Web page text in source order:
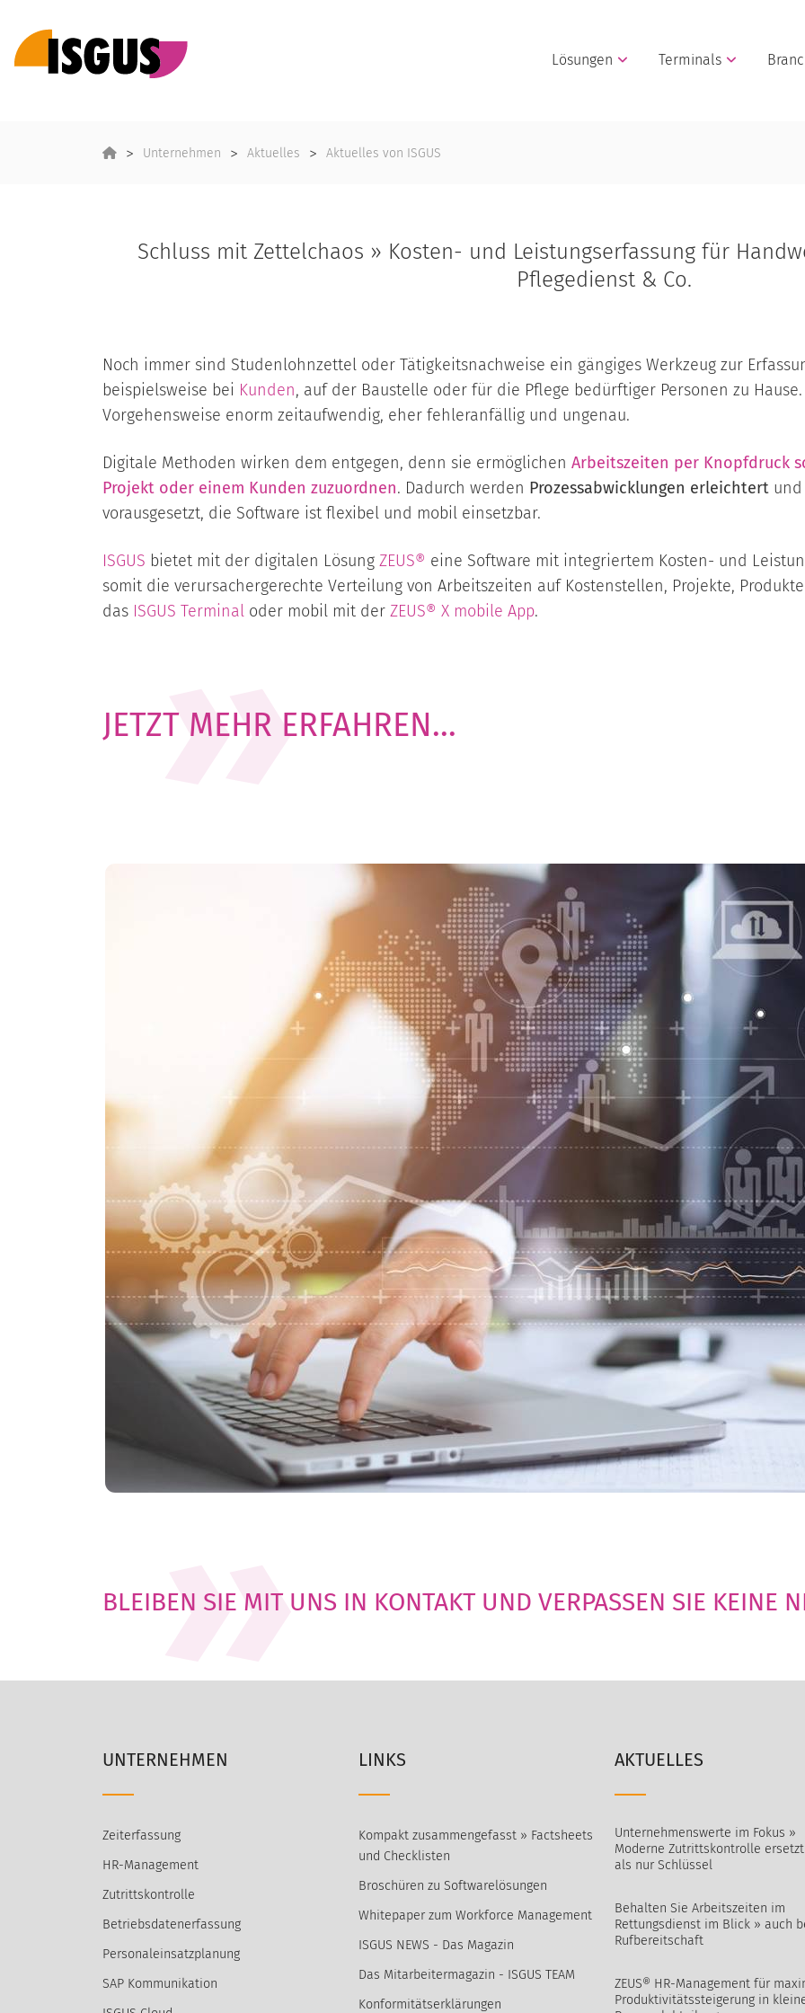
Lösungen Terminals
Unternehmen Aktuelles Aktuelles von ISGUS
Schluss mit Zettelchaos » Kosten- und Leistungserfassung für
Pflegedienst & Co.
Noch immer sind Studenlohnzettel oder Tätigkeitsnachweise ein gängiges Werkzeug zur
beispielsweise bei Kunden, auf der Baustelle oder für die Pflege bedürftiger Personen zu
Vorgehensweise enorm zeitaufwendig, eher fehleranfällig und ungenau.
Digitale Methoden wirken dem entgegen, denn sie ermöglichen Arbeitszeiten per Knopfdruck
Projekt oder einem Kunden zuzuordnen. Dadurch werden Prozessabwicklungen erleichtert
vorausgesetzt, die Software ist flexibel und mobil einsetzbar.
ISGUS bietet mit der digitalen Lösung ZEUS® eine Software mit integriertem Kosten- und
somit die verursachergerechte Verteilung von Arbeitszeiten auf Kostenstellen, Projekte,
das ISGUS Terminal oder mobil mit der ZEUS® X mobile App.
JETZT MEHR ERFAHREN...
BLEIBEN SIE MIT UNS IN KONTAKT UND VERPASSEN SIE KEINE
UNTERNEHMEN
Zeiterfassung
HR-Management
Zutrittskontrolle
Betriebsdatenerfassung
Personaleinsatzplanung
SAP Kommunikation
LINKS
Kompakt zusammengefasst » Factsheets
und Checklisten
Broschüren zu Softwarelösungen
Whitepaper zum Workforce Management
ISGUS NEWS - Das Magazin
Das Mitarbeitermagazin - ISGUS TEAM
Konformitätserklärungen
AKTUELLES
Unternehmenswerte im Fokus »
Moderne Zutrittskontrolle
als nur Schlüssel
Behalten Sie Arbeitszeiten im
Rettungsdienst im Blick » auch
Rufbereitschaft
ZEUS® HR-Management für
Produktivitätssteigerung in